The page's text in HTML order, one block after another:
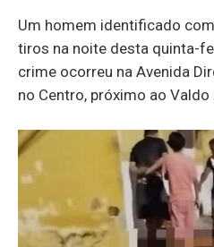
Um homem identificado
tiros na noite desta quinta-
crime ocorreu na Avenida
no Centro, próximo ao Valdo